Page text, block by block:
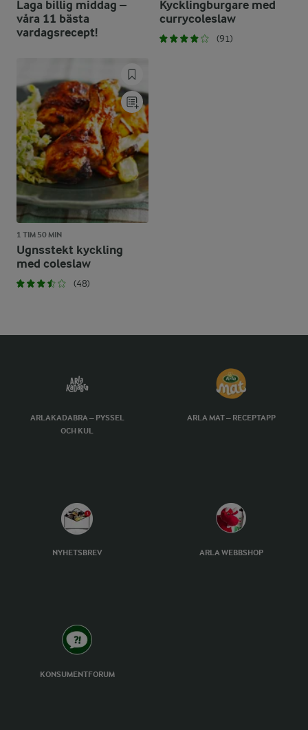
Laga billig middag –
våra 11 bästa
vardagsrecept!
Kycklingburgare med
currycoleslaw
(91)
1 TIM 50 MIN
Ugnsstekt kyckling
med coleslaw
(48)
ARLAKADABRA – PYSSEL
OCH KUL
ARLA MAT – RECEPTAPP
NYHETSBREV ARLA WEBBSHOP
KONSUMENTFORUM